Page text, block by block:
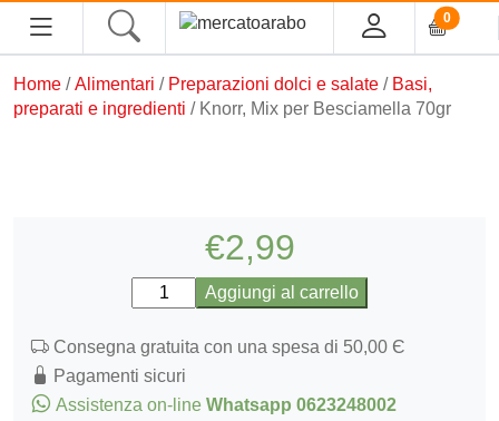
0
MACELLERIA
Home /Alimentari / Preparazioni dolci e salate / Basi,
preparati e ingredienti / Knorr, Mix per Besciamella 70gr
€2,99
Knorr,
Mix
Besciamella
70gr
quantità
Aggiungi al carrello
Consegna gratuita con una spesa di 50,00 Є
Pagamenti sicuri
Assistenza on-line Whatsapp 0623248002